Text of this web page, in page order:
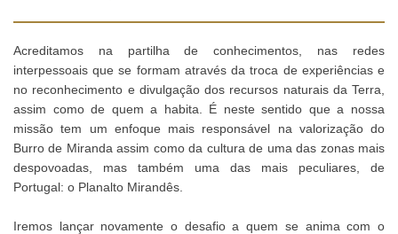
Acreditamos na partilha de conhecimentos, nas redes
interpessoais que se formam através da troca de experiências e
no reconhecimento e divulgação dos recursos naturais da Terra,
assim como de quem a habita. É neste sentido que a nossa
missão tem um enfoque mais responsável na valorização do
Burro de Miranda assim como da cultura de uma das zonas mais
despovoadas, mas também uma das mais peculiares, de
Portugal: o Planalto Mirandês.
Iremos lançar novamente o desafio a quem se anima com o